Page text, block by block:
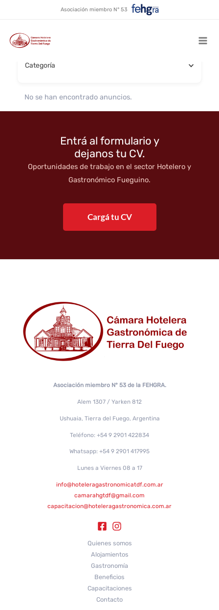
contenido
Asociación miembro N° 53
Food Truck
Buscar por nombre
Categoría
No se han encontrado anuncios.
Entrá al formulario y
dejanos tu CV.
Oportunidades de trabajo en el sector Hotelero y
Gastronómico Fueguino.
Cargá tu CV
Asociación miembro N° 53 de la FEHGRA.
Alem 1307 / Yarken 812
Ushuaia, Tierra del Fuego, Argentina
Teléfono: +54 9 2901 422834
Whatsapp: +54 9 2901 417995
Lunes a Viernes 08 a 17
info@hoteleragastronomicatdf.com.ar
camarahgtdf@gmail.com
capacitacion@hoteleragastronomica.com.ar
Quienes somos
Alojamientos
Gastronomía
Beneficios
Capacitaciones
Contacto